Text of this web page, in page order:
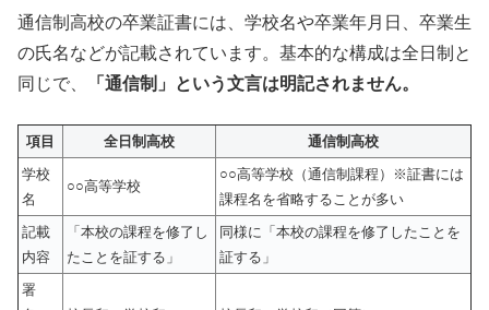
通信制高校の卒業証書には、学校名や卒業年月日、卒業生
の氏名などが記載されています。基本的な構成は全日制と
同じで、
「通信制」という文言は明記されません。
項目 全日制高校
通信制高校
学校
名
○○高等学校
○○高等学校（通信制課程）※証書には
課程名を省略することが多い
記載
内容
「本校の課程を修了し
たことを証する」
同様に「本校の課程を修了したことを
証する」
署